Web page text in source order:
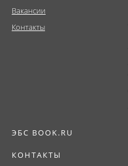
Вакансии
Контакты
ЭБС BOOK.RU
КОНТАКТЫ